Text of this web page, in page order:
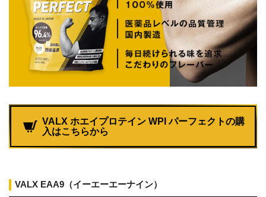
VALX ホエイプロテイン WPI パーフェクトの購
入はこちらから
VALX EAA9（イーエーエーナイン）